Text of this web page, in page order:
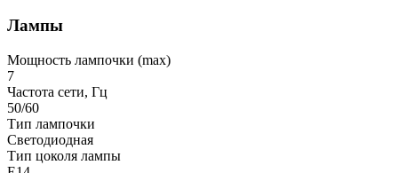
Лампы
Мощность лампочки (max)
7
Частота сети, Гц
50/60
Тип лампочки
Светодиодная
Тип цоколя лампы